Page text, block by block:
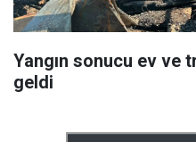
Yangın sonucu ev ve
geldi